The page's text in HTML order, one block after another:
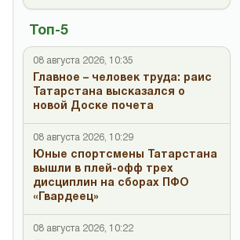
Топ-5
08 августа 2026, 10:35
Главное – человек труда: раис
Татарстана высказался о
новой Доске почета
08 августа 2026, 10:29
Юные спортсмены Татарстана
вышли в плей-офф трех
дисциплин на сборах ПФО
«Гвардеец»
08 августа 2026, 10:22